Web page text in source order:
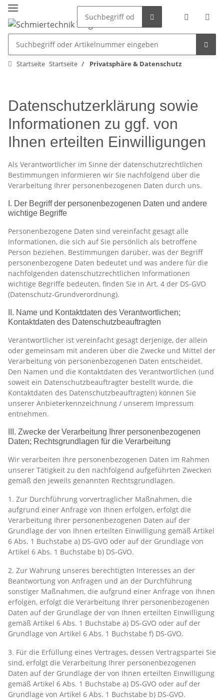
Startseite Startseite Privatsphäre & Datenschutz
Datenschutzerklärung sowie
Informationen zu ggf. von
Ihnen erteilten Einwilligungen
Als Verantwortlicher im Sinne der datenschutzrechtlichen
Bestimmungen informieren wir Sie nachfolgend über die
Verarbeitung Ihrer personenbezogenen Daten durch uns.
I. Der Begriff der personenbezogenen Daten und andere
wichtige Begriffe
Personenbezogene Daten sind vereinfacht gesagt alle
Informationen, die sich auf Sie persönlich als betroffene
Person beziehen. Bestimmungen darüber, was der Begriff
personenbezogene Daten bedeutet und was andere für die
nachfolgenden datenschutzrechtlichen Informationen
wichtige Begriffe bedeuten, finden Sie in Art. 4 der DS-GVO
(Datenschutz-Grundverordnung).
II. Name und Kontaktdaten des Verantwortlichen;
Kontaktdaten des Datenschutzbeauftragten
Verantwortlicher ist vereinfacht gesagt derjenige, der allein
oder gemeinsam mit anderen über die Zwecke und Mittel der
Verarbeitung von personenbezogenen Daten entscheidet.
Den Namen und die Kontaktdaten des Verantwortlichen (und
soweit ein Datenschutzbeauftragter bestellt wurde, die
Kontaktdaten des Datenschutzbeauftragten) können Sie
unserer Anbieterkennzeichnung / unserem Impressum
entnehmen.
III. Zwecke der Verarbeitung Ihrer personenbezogenen
Daten; Rechtsgrundlagen für die Verarbeitung
Wir verarbeiten Ihre personenbezogenen Daten im Rahmen
unserer Tätigkeit zu den nachfolgend aufgeführten Zwecken
gemäß den jeweils genannten Rechtsgrundlagen.
1. Zur Durchführung vorvertraglicher Maßnahmen, die
aufgrund einer Anfrage von Ihnen erfolgen, erfolgt die
Verarbeitung Ihrer personenbezogenen Daten auf der
Grundlage der von Ihnen erteilten Einwilligung gemäß Artikel
6 Abs. 1 Buchstabe a) DS-GVO oder auf der Grundlage von
Artikel 6 Abs. 1 Buchstabe b) DS-GVO.
2. Zur Wahrung unseres berechtigten Interesses an der
Beantwortung von Anfragen und an der Durchführung
sonstiger Maßnahmen, die aufgrund einer Anfrage von Ihnen
erfolgen, erfolgt die Verarbeitung Ihrer personenbezogenen
Daten auf der Grundlage der von Ihnen erteilten Einwilligung
gemäß Artikel 6 Abs. 1 Buchstabe a) DS-GVO oder auf der
Grundlage von Artikel 6 Abs. 1 Buchstabe f) DS-GVO.
3. Für die Erfüllung eines Vertrages, dessen Vertragspartei Sie
sind, erfolgt die Verarbeitung Ihrer personenbezogenen
Daten auf der Grundlage der von Ihnen erteilten Einwilligung
gemäß Artikel 6 Abs. 1 Buchstabe a) DS-GVO oder auf der
Grundlage von Artikel 6 Abs. 1 Buchstabe b) DS-GVO.